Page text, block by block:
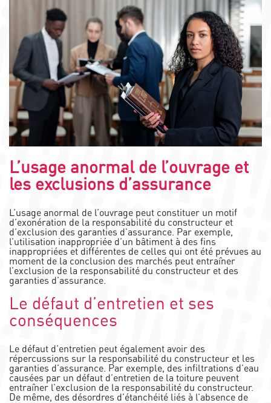
L’usage anormal de l’ouvrage et
les exclusions d’assurance
L’usage anormal de l’ouvrage peut constituer un motif
d’exonération de la responsabilité du constructeur et
d’exclusion des garanties d’assurance. Par exemple,
l’utilisation inappropriée d’un bâtiment à des fins
inappropriées et différentes de celles qui ont été prévues au
moment de la conclusion des marchés peut entraîner
l’exclusion de la responsabilité du constructeur et des
garanties d’assurance.
Le défaut d’entretien et ses
conséquences
Le défaut d’entretien peut également avoir des
répercussions sur la responsabilité du constructeur et les
garanties d’assurance. Par exemple, des infiltrations d’eau
causées par un défaut d’entretien de la toiture peuvent
entraîner l’exclusion de la responsabilité du constructeur.
De même, des désordres d’étanchéité liés à l’absence de